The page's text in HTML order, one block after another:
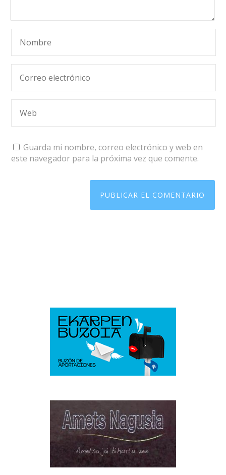
Guarda mi nombre, correo electrónico y web en
este navegador para la próxima vez que comente.